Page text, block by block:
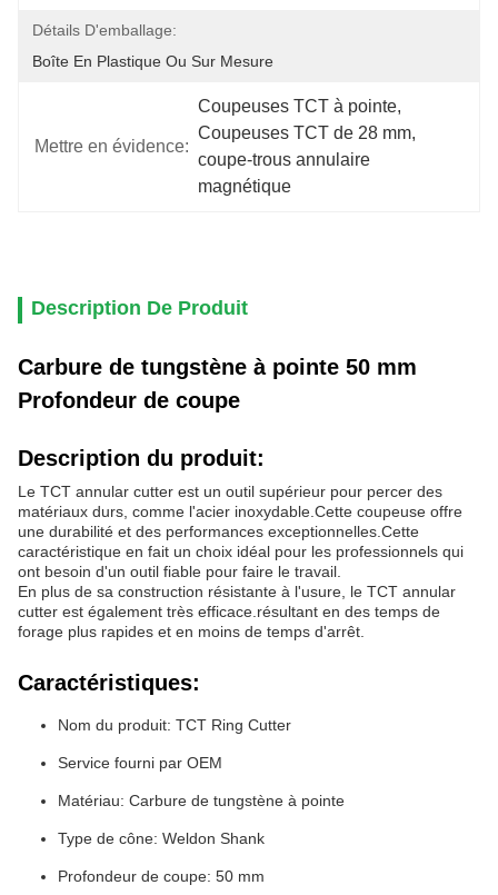
Détails D'emballage:
Boîte En Plastique Ou Sur Mesure
Mettre en évidence:
Coupeuses TCT à pointe,
Coupeuses TCT de 28 mm,
coupe-trous annulaire
magnétique
Description De Produit
Carbure de tungstène à pointe 50 mm
Profondeur de coupe
Description du produit:
Le TCT annular cutter est un outil supérieur pour percer des
matériaux durs, comme l'acier inoxydable.Cette coupeuse offre
une durabilité et des performances exceptionnelles.Cette
caractéristique en fait un choix idéal pour les professionnels qui
ont besoin d'un outil fiable pour faire le travail.
En plus de sa construction résistante à l'usure, le TCT annular
cutter est également très efficace.résultant en des temps de
forage plus rapides et en moins de temps d'arrêt.
Caractéristiques:
Nom du produit: TCT Ring Cutter
Service fourni par OEM
Matériau: Carbure de tungstène à pointe
Type de cône: Weldon Shank
Profondeur de coupe: 50 mm